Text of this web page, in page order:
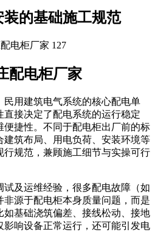
的基础施工规范
电柜厂家 127
民用建筑电气系统的核心配电单
接决定了配电系统的运行稳定
捷性。不同于配电柜出厂前的标
筑布局、用电负荷、安装环境等
行规范，兼顾施工细节与实操可行
试及运维经验，很多配电故障（如
源于配电柜本身质量问题，而是
基础浇筑偏差、接线松动、接地
响设备正常运行，还可能引发电